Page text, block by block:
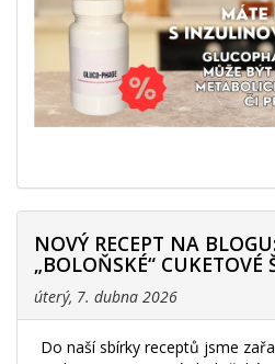
NOVÝ RECEPT NA
„BOLOŇSKÉ“ CUKETOVÉ
úterý, 7. dubna 2026
Do naší sbírky receptů jsme